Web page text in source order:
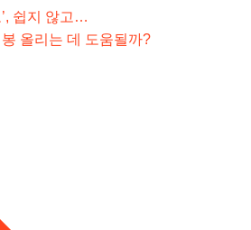
’, 쉽지 않고…
올리는 데 도움될까?